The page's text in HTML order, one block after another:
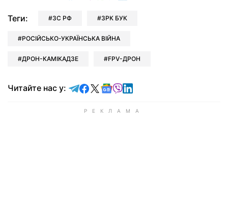
Теги: ЗС РФ ЗРК БУК
РОСІЙСЬКО-УКРАЇНСЬКА ВІЙНА
ДРОН-КАМІКАДЗЕ FPV-ДРОН
Читайте нас у: Читайте у Telegram
Читайте у Facebook
Читайте у X
Читайте у Google news
Читайте у Viber
Читайте у LinkedIn